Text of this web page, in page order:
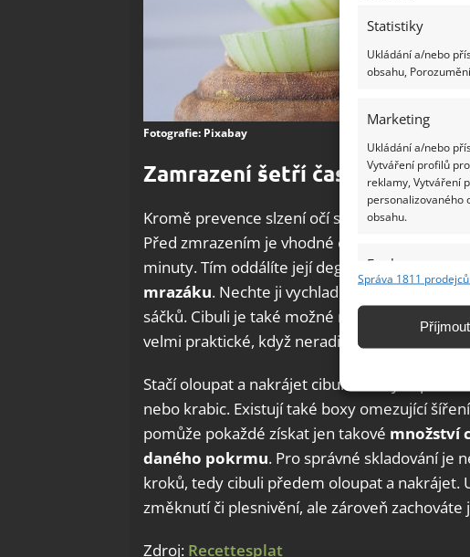
Statistiky
Ukládání a/nebo
obsahu,
Marketing
Ukládání a/nebo
Vytváření profilů
reklamy, Vytváření
personalizovaného
obsahu.
Funkce
Identifikace
základě
Zajištění
odstraňování
Ukládání a
Správa 1811 prodejců
Příjmout
Fotografie: Pixabay
Zamrazení šetří čas a nervy
Kromě prevence slzení očí se zmrazení cibule
Před zmrazením je vhodné cibuli blanšírovat
minuty. Tím oddálíte její degradaci a
mrazáku. Nechte ji vychladnout, poté ji
sáčků. Cibuli je také možné nakrájet den
velmi praktické, když neradi trávíte hodiny v
Stačí oloupat a nakrájet cibuli dle svých
nebo krabic. Existují také boxy omezující
pomůže pokaždé získat jen takové množství
daného pokrmu. Pro správné skladování je
kroků, tedy cibuli předem oloupat a
změknutí či plesnivění, ale zároveň zachováte
Zdroj: Recettesplat